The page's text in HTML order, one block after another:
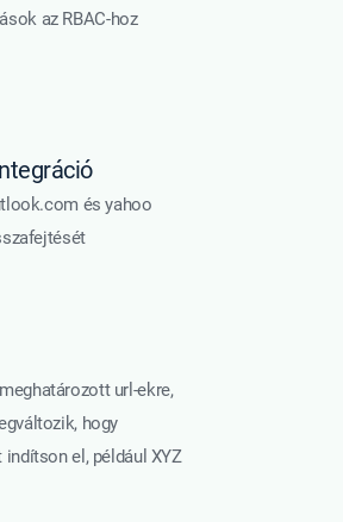
az RBAC-hoz
és yahoo
url-ekre,
hogy
el, például XYZ